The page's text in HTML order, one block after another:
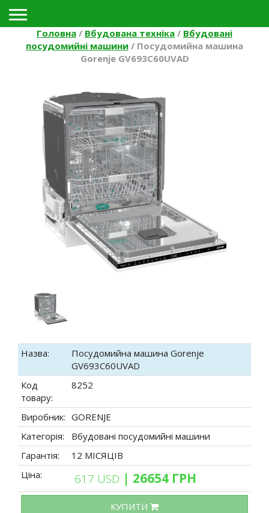
Головна / Вбудована техніка / Вбудовані
посудомийні машини / Посудомийна машина
Gorenje GV693C60UVAD
Назва:
Посудомийна машина Gorenje
GV693C60UVAD
Код
товару:
8252
Виробник: GORENJE
Категорія:
Вбудовані посудомийні машини
Гарантія:
12 МІСЯЦІВ
Ціна:
617 USD | 26654 ГРН
КУПИТИ